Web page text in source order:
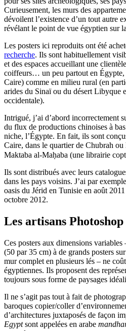
Curieusement, les murs des
dévoilent l’existence d’un tout autre
révélant le point de vue égyptien sur
Les posters ici reproduits ont été
recherche. Ils sont habituellement
et des espaces accueillant une
coiffeurs… un peu partout en Égypte,
Caire) comme en milieu rural (en
arides du Sinaï ou du désert Libyque
occidentale).
Intrigué, j’ai d’abord incorrectement
du flux de productions chinoises à
niche, l’Égypte. En fait, ils sont
Caire, dans le quartier de Chubrah ou
Ils sont distribués avec leurs
dans les pays voisins. J’ai par
oasis du Jérid en Tunisie en août
octobre 2012.
Les artisans
Ces posters aux dimensions variables
(50 par 35 cm) à de grands posters
mur complet en plusieurs lés – ne
égyptiennes. Ils proposent des
toujours sous forme de paysages
Il ne s’agit pas tout à fait de
baroques copier/coller
d’architectures juxtaposés de façon
Egyptsont appelées en arabe